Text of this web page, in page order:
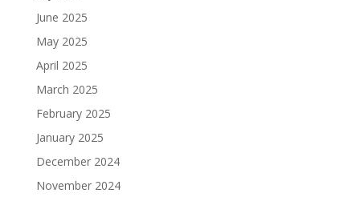
June 2025
May 2025
April 2025
March 2025
February 2025
January 2025
December 2024
November 2024